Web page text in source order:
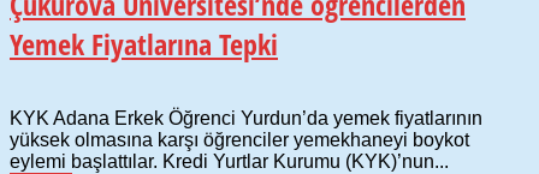
Yemek Fiyatlarına Tepki
KYK Adana Erkek Öğrenci Yurdun’da yemek fiyatlarının
yüksek olmasına karşı öğrenciler yemekhaneyi boykot
eylemi başlattılar. Kredi Yurtlar Kurumu (KYK)’nun...